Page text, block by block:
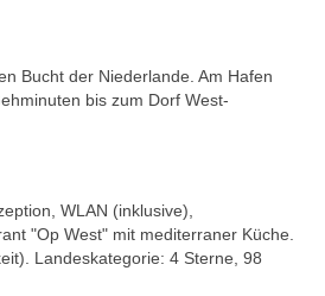
Bucht der Niederlande. Am Hafen
bis zum Dorf West-
WLAN (inklusive),
"Op West" mit mediterraner Küche.
Landeskategorie: 4 Sterne, 98